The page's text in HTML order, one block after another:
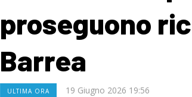
proseguono
Barrea
ULTIMA ORA 19 Giugno 2026 19:56